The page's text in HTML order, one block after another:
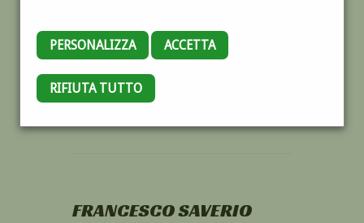
PERSONALIZZA ACCETTA
RIFIUTA TUTTO
FRANCESCO SAVERIO